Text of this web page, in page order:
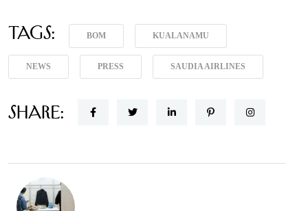
Tags: BOM KUALANAMU
NEWS PRESS SAUDIA AIRLINES
Share: